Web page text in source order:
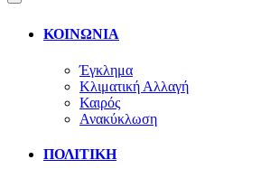
ΚΟΙΝΩΝΙΑ
Έγκλημα
Κλιματική Αλλαγή
Καιρός
Ανακύκλωση
ΠΟΛΙΤΙΚΗ